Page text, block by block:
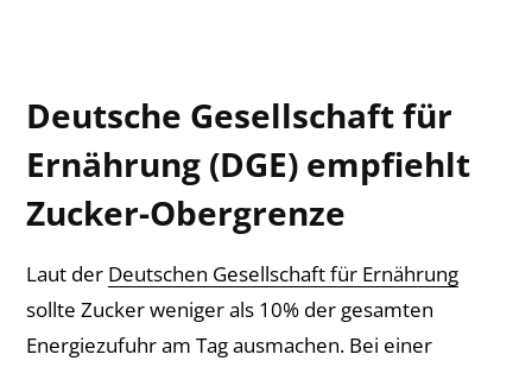
Deutsche Gesellschaft für
Ernährung (DGE) empfiehlt
Zucker-Obergrenze
Laut der Deutschen Gesellschaft für Ernährung
sollte Zucker weniger als 10% der gesamten
Energiezufuhr am Tag ausmachen. Bei einer